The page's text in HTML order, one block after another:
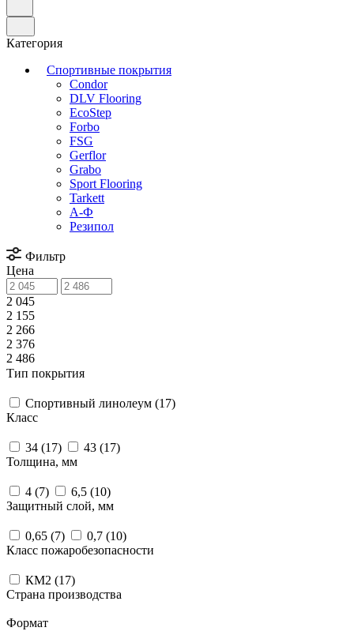
Категория
Спортивные покрытия
Condor
DLV Flooring
EcoStep
Forbo
FSG
Gerflor
Grabo
Sport Flooring
Tarkett
А-Ф
Резипол
Фильтр
Цена
2 045
2 155
2 266
2 376
2 486
Тип покрытия
Спортивный линолеум (17)
Класс
34 (17) 43 (17)
Толщина, мм
4 (7) 6,5 (10)
Защитный слой, мм
0,65 (7) 0,7 (10)
Класс пожаробезопасности
КМ2 (17)
Страна производства
Формат